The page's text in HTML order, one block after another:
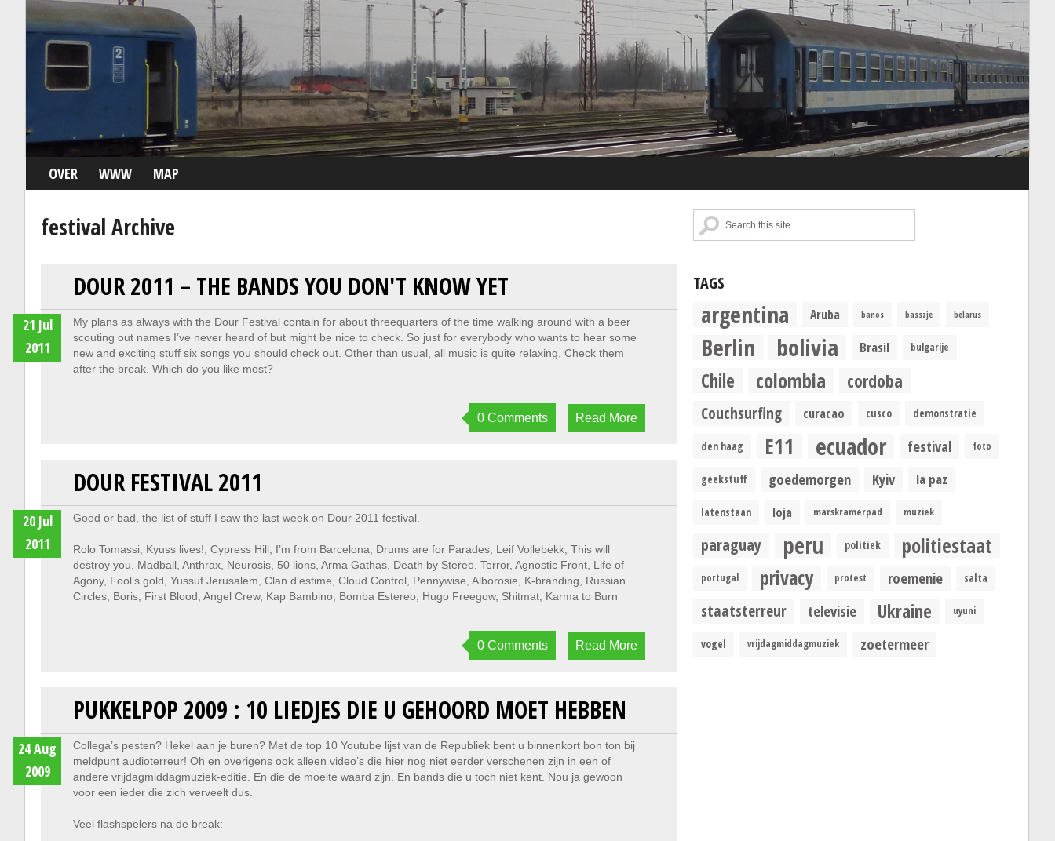
OVER WWW MAP
festival Archive
DOUR 2011 – THE BANDS YOU DON'T KNOW YET
21 Jul
2011
My plans as always with the Dour Festival contain for about threequarters of the time walking around with a beer
scouting out names I’ve never heard of but might be nice to check. So just for everybody who wants to hear some
new and exciting stuff six songs you should check out. Other than usual, all music is quite relaxing. Check them
after the break. Which do you like most?
0 Comments Read More
DOUR FESTIVAL 2011
20 Jul
2011
Good or bad, the list of stuff I saw the last week on Dour 2011 festival.
Rolo Tomassi, Kyuss lives!, Cypress Hill, I’m from Barcelona, Drums are for Parades, Leif Vollebekk, This will
destroy you, Madball, Anthrax, Neurosis, 50 lions, Arma Gathas, Death by Stereo, Terror, Agnostic Front, Life of
Agony, Fool’s gold, Yussuf Jerusalem, Clan d’estime, Cloud Control, Pennywise, Alborosie, K-branding, Russian
Circles, Boris, First Blood, Angel Crew, Kap Bambino, Bomba Estereo, Hugo Freegow, Shitmat, Karma to Burn
0 Comments Read More
PUKKELPOP 2009 : 10 LIEDJES DIE U GEHOORD MOET HEBBEN
24 Aug
2009
Collega’s pesten? Hekel aan je buren? Met de top 10 Youtube lijst van de Republiek bent u binnenkort bon ton bij
meldpunt audioterreur! Oh en overigens ook alleen video’s die hier nog niet eerder verschenen zijn in een of
andere vrijdagmiddagmuziek-editie. En die de moeite waard zijn. En bands die u toch niet kent. Nou ja gewoon
voor een ieder die zich verveelt dus.
Veel flashspelers na de break:
TAGS
argentina Aruba banos basszje belarus
Berlin bolivia Brasil bulgarije
Chile colombia cordoba
Couchsurfing curacao cusco demonstratie
den haag E11 ecuador festival foto
geekstuff goedemorgen Kyiv la paz
latenstaan loja marskramerpad muziek
paraguay peru politiek politiestaat
portugal privacy protest roemenie salta
staatsterreur televisie Ukraine uyuni
vogel vrijdagmiddagmuziek zoetermeer